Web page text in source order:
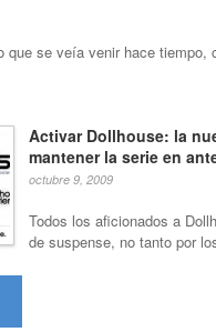
que se veía venir hace
Activar Dollhouse: la
mantener la serie en
octubre 9, 2009
Todos los aficionados a
de suspense, no tanto por